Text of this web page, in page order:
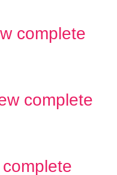
complete
complete